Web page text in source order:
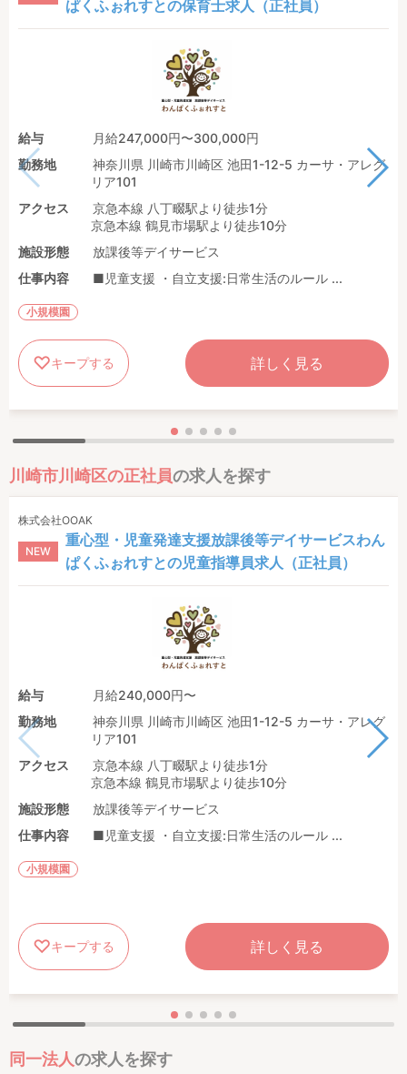
ぱくふぉれすとの保育士求人（正社員）
給与
月給247,000円〜300,000円
勤務地
神奈川県 川崎市川崎区 池田1-12-5 カーサ・アレグ
リア101
アクセス
京急本線 八丁畷駅より徒歩1分
京急本線 鶴見市場駅より徒歩10分
施設形態
放課後等デイサービス
仕事内容
■児童支援 ・自立支援:日常生活のルール ...
小規模園
キープする 詳しく見る
川崎市川崎区の正社員の求人を探す
株式会社OOAK
NEW
重心型・児童発達支援放課後等デイサービスわん
ぱくふぉれすとの児童指導員求人（正社員）
給与
月給240,000円〜
勤務地
神奈川県 川崎市川崎区 池田1-12-5 カーサ・アレグ
リア101
アクセス
京急本線 八丁畷駅より徒歩1分
京急本線 鶴見市場駅より徒歩10分
施設形態
放課後等デイサービス
仕事内容
■児童支援 ・自立支援:日常生活のルール ...
小規模園
キープする 詳しく見る
同一法人の求人を探す